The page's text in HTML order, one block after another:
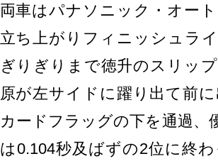
両車はパナソニック・オー
立ち上がりフィニッシュラ
ぎりぎりまで徳升のスリッ
原が左サイドに躍り出て前
カードフラッグの下を通過、
は0.104秒及ばずの2位に終